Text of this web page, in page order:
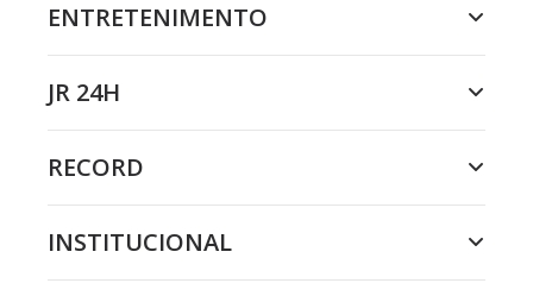
ENTRETENIMENTO
JR 24H
RECORD
INSTITUCIONAL